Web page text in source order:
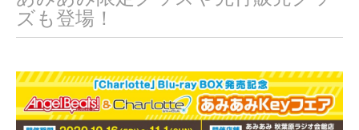
ズも登場！